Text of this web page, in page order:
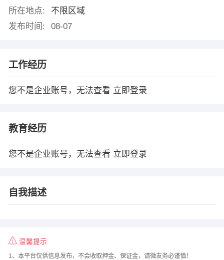
所在地点:
不限区域
发布时间:
08-07
工作经历
您不是企业账号，无法查看 立即登录
教育经历
您不是企业账号，无法查看 立即登录
自我描述
温馨提示
1、本平台仅供信息发布，不会收取押金、保证金，请微友务必谨慎！